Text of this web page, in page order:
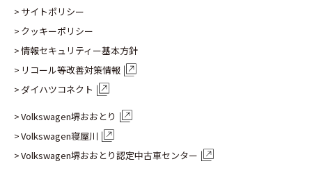
サイトポリシー
クッキーポリシー
情報セキュリティー基本方針
リコール等改善対策情報
ダイハツコネクト
Volkswagen堺おおとり
Volkswagen寝屋川
Volkswagen堺おおとり認定中古車センター